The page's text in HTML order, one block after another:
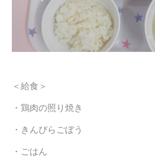
＜給食＞
・鶏肉の照り焼き
・きんぴらごぼう
・ごはん